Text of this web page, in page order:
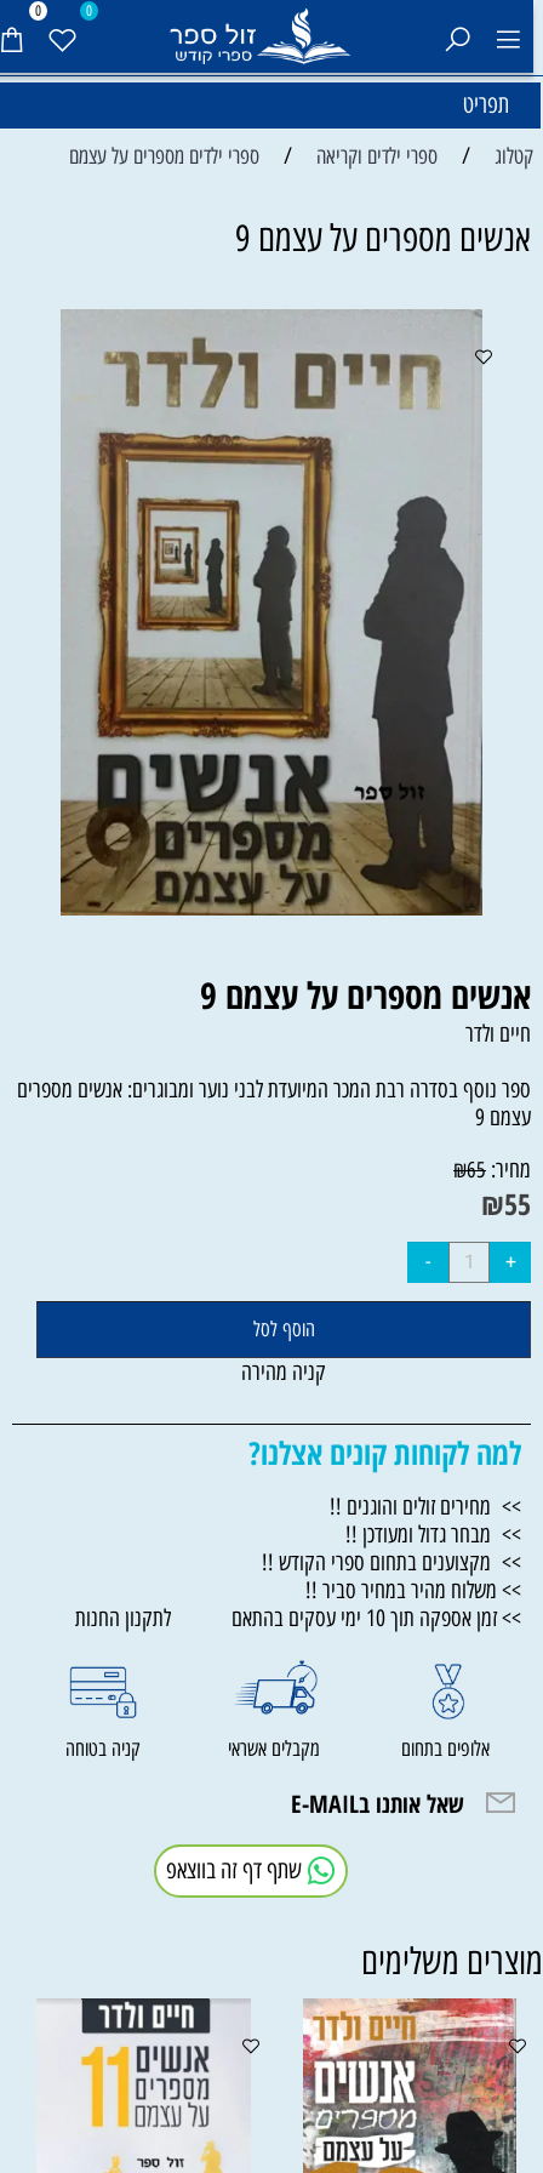
0 0
תפריט
קטלוג / ספרי ילדים וקריאה / ספרי ילדים מספרים על עצמם
אנשים מספרים על עצמם 9
אנשים מספרים על עצמם 9
חיים ולדר
ספר נוסף בסדרה רבת המכר המיועדת לבני נוער ומבוגרים: אנשים מספרים
עצמם 9
מחיר:
₪65
₪55
הוסף לסל
קניה מהירה
למה לקוחות קונים אצלנו?
>> מחירים זולים והוגנים !!
>> מבחר גדול ומעודכן !!
>> מקצוענים בתחום ספרי הקודש !!
>> משלוח מהיר במחיר סביר !!
>> זמן אספקה תוך 10 ימי עסקים בהתאם לתקנון החנות
אלופים בתחום מקבלים אשראי קניה בטוחה
שאל אותנו בE-MAIL
שתף דף זה בווצאפ
משלימים